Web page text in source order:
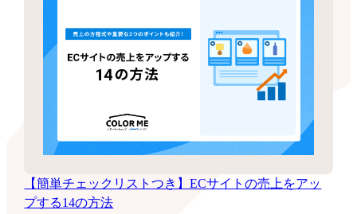
【簡単チェックリストつき】ECサイトの売上をアッ
プする14の方法